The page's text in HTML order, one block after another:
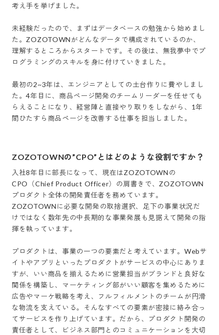
考え手を挙げました。
未経験だったので、まずはデータベースの勉強から始めまし
た。ZOZOTOWNがどんなデータで構成されているのか、
理解するところからスタートです。その後は、無我夢中でプ
ログラミングのスキルを身に付けていきました。
最初の2~3年は、エンジニアとしての土台作りに費やしまし
た。4年目に、商品ページ開発のチームリーダーを任せても
らえることになり、経営陣と直接やり取りをしながら、1年
ZOZOTOWNの”CPO”とはどのような役割ですか？
入社8年目に部長になって、現在はZOZOTOWNの
CPO（Chief Product Officer）の肩書きで、ZOZOTOWN
プロダクト全体の開発責任者を務めています。
ZOZOTOWNに必要な開発の取捨選択、足下の事業状況だ
けではなく数年先の中長期的な事業発展も見据えて開発の指
揮を執っています。
プロダクトは、事業の一つの要素だと考えています。Webサ
イトやアプリといったプロダクトがサービスの中心にありま
すが、いい商品を揃えるために営業担当がブランドと良好な
関係を構築し、マーケティング部がいい顧客を集めるために
広告やマーケ戦略を考え、フルフィルメントのチームが円滑
な物流を支えている。そんなすべての要素が密接に絡み合っ
てサービスを作り上げています。だから、プロダクト開発の
責任者として、ビジネス部門とのコミュニケーションを大切